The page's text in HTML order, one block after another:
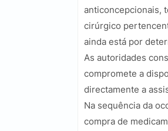
anticoncepcionais,
cirúrgico
ainda está por
As autoridades
compromete a
directamente a
Na sequência da
compra de